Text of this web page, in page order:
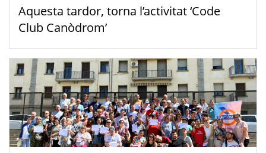
Aquesta tardor, torna l’activitat ‘Code
Club Canòdrom’